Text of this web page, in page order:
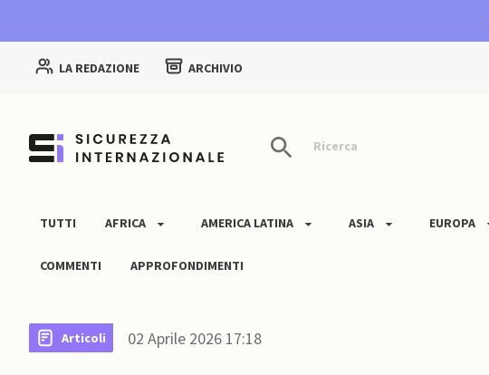
LA REDAZIONE ARCHIVIO
Ricerca
TUTTI AFRICA AMERICA LATINA ASIA EUROPA
COMMENTI APPROFONDIMENTI
Articoli 02 Aprile 2026 17:18